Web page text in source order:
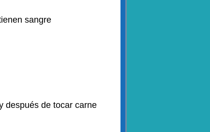
sangre
después de tocar carne